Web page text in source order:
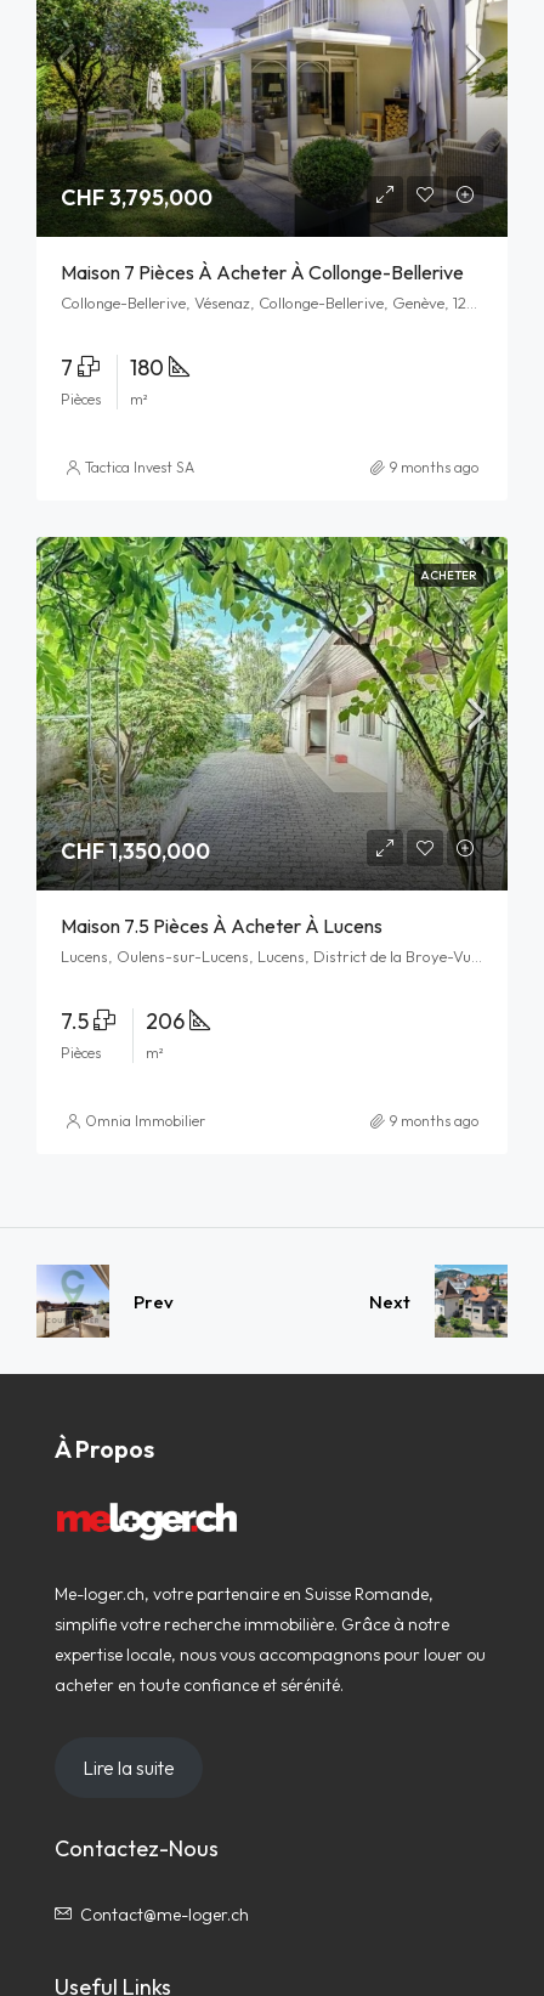
CHF 3,795,000
Maison 7 Pièces À Acheter À Collonge-Bellerive
7
Pièces
180
m²
Tactica Invest SA 9 months ago
ACHETER
CHF 1,350,000
Maison 7.5 Pièces À Acheter À Lucens
7.5
Pièces
206
m²
Omnia Immobilier 9 months ago
Prev Next
À Propos
Me-loger.ch, votre partenaire en Suisse Romande,
simplifie votre recherche immobilière. Grâce à notre
expertise locale, nous vous accompagnons pour louer ou
acheter en toute confiance et sérénité.
Lire la suite
Contactez-Nous
Contact@me-loger.ch
Useful Links